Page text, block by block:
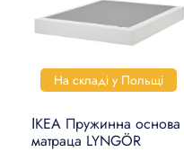
На складі у Польщі
ІКЕА Пружинна основа
матраца LYNGÖR